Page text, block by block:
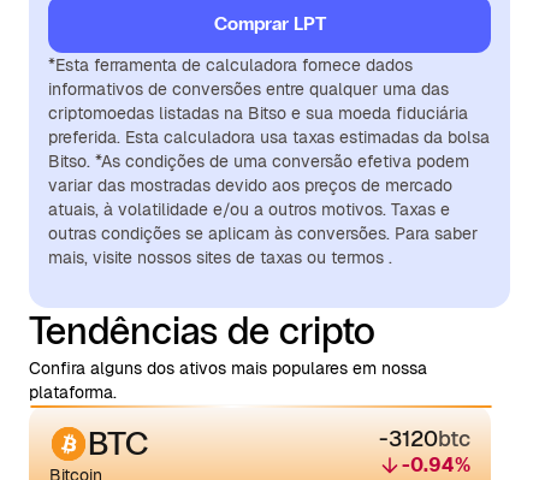
Comprar LPT
*Esta ferramenta de calculadora fornece dados
informativos de conversões entre qualquer uma das
criptomoedas listadas na Bitso e sua moeda fiduciária
preferida. Esta calculadora usa taxas estimadas da bolsa
Bitso. *As condições de uma conversão efetiva podem
variar das mostradas devido aos preços de mercado
atuais, à volatilidade e/ou a outros motivos. Taxas e
outras condições se aplicam às conversões. Para saber
mais, visite nossos sites de taxas ou termos .
Tendências de cripto
Confira alguns dos ativos mais populares em nossa
plataforma.
BTC
Bitcoin
-3120btc
-0.94%